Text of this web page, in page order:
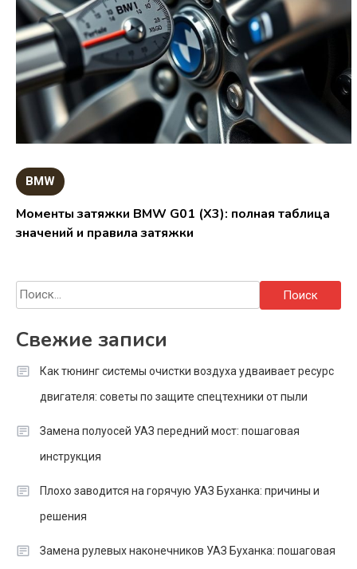
BMW
Моменты затяжки BMW G01 (X3): полная таблица
значений и правила затяжки
Найти:
Свежие записи
Как тюнинг системы очистки воздуха удваивает ресурс
двигателя: советы по защите спецтехники от пыли
Замена полуосей УАЗ передний мост: пошаговая
инструкция
Плохо заводится на горячую УАЗ Буханка: причины и
решения
Замена рулевых наконечников УАЗ Буханка: пошаговая